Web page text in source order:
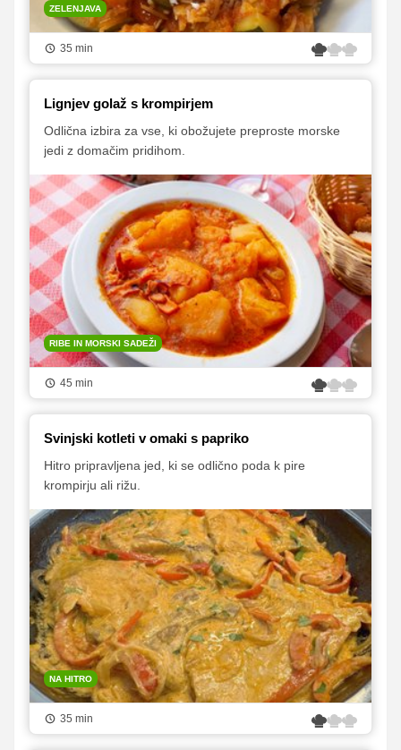
ZELENJAVA
35 min
Lignjev golaž s krompirjem
Odlična izbira za vse, ki obožujete preproste morske
jedi z domačim pridihom.
RIBE IN MORSKI SADEŽI
45 min
Svinjski kotleti v omaki s papriko
Hitro pripravljena jed, ki se odlično poda k pire
krompirju ali rižu.
NA HITRO
35 min